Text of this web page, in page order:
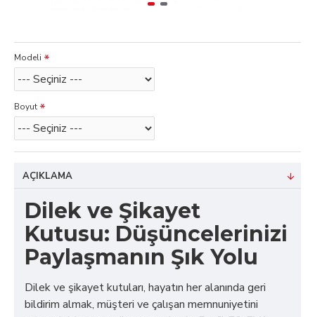
Modeli
Boyut
AÇIKLAMA
Dilek ve Şikayet
Kutusu: Düşüncelerinizi
Paylaşmanın Şık Yolu
Dilek ve şikayet kutuları, hayatın her alanında geri
bildirim almak, müşteri ve çalışan memnuniyetini